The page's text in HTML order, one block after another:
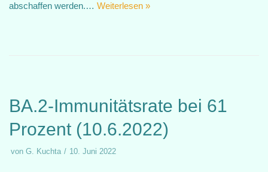
abschaffen werden.… Weiterlesen »
BA.2-Immunitätsrate bei 61
Prozent (10.6.2022)
von G. Kuchta 10. Juni 2022